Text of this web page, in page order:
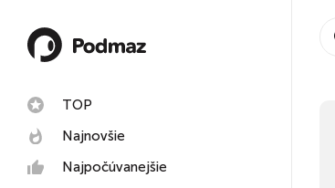
TOP
Najnovšie
Najpočúvanejšie